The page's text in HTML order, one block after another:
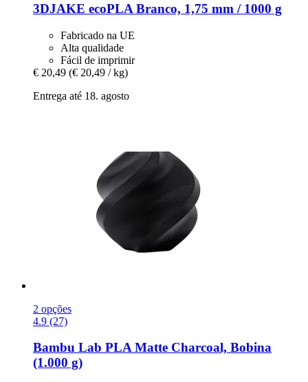
3DJAKE ecoPLA Branco, 1,75 mm / 1000 g
Fabricado na UE
Alta qualidade
Fácil de imprimir
€ 20,49 (€ 20,49 / kg)
Entrega até 18. agosto
2 opções
4.9 (27)
Bambu Lab PLA Matte Charcoal, Bobina
(1.000 g)